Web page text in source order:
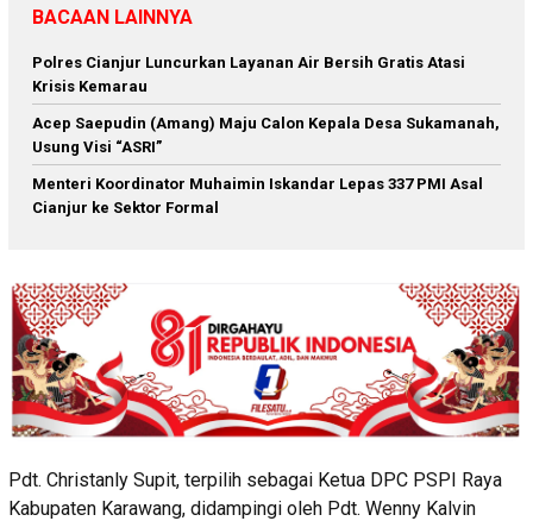
BACAAN LAINNYA
Polres Cianjur Luncurkan Layanan Air Bersih Gratis Atasi
Krisis Kemarau
Acep Saepudin (Amang) Maju Calon Kepala Desa Sukamanah,
Usung Visi “ASRI”
Menteri Koordinator Muhaimin Iskandar Lepas 337 PMI Asal
Cianjur ke Sektor Formal
Pdt. Christanly Supit, terpilih sebagai Ketua DPC PSPI Raya
Kabupaten Karawang, didampingi oleh Pdt. Wenny Kalvin